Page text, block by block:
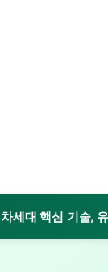
세대 핵심 기술,